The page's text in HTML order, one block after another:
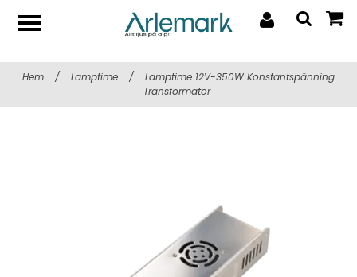
Hem / Lamptime /
Lamptime 12V-350W Konstantspänning
Transformator